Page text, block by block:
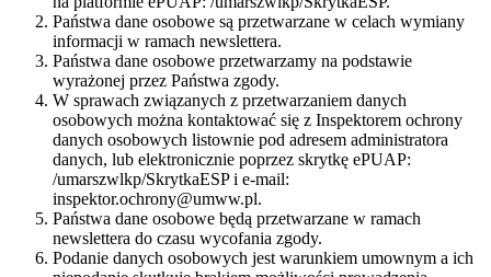
Państwa dane osobowe są przetwarzane w celach wymiany
informacji w ramach newslettera.
Państwa dane osobowe przetwarzamy na podstawie
wyrażonej przez Państwa zgody.
W sprawach związanych z przetwarzaniem danych
osobowych można kontaktować się z Inspektorem ochrony
danych osobowych listownie pod adresem administratora
danych, lub elektronicznie poprzez skrytkę ePUAP:
/umarszwlkp/SkrytkaESP i e-mail:
inspektor.ochrony@umww.pl.
Państwa dane osobowe będą przetwarzane w ramach
newslettera do czasu wycofania zgody.
Podanie danych osobowych jest warunkiem umownym a ich